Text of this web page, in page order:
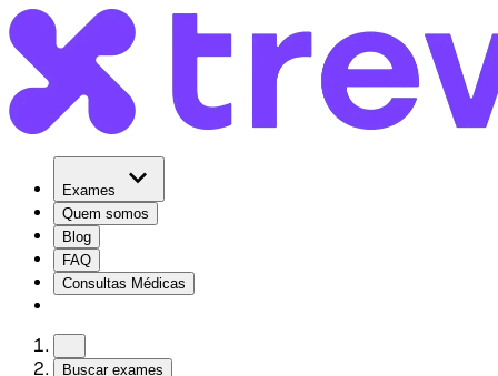
Exames
Quem somos
Blog
FAQ
Consultas Médicas
Buscar exames